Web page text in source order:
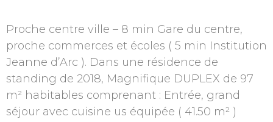
Proche centre ville – 8 min Gare du centre,
proche commerces et écoles ( 5 min Institution
Jeanne d’Arc ). Dans une résidence de
standing de 2018, Magnifique DUPLEX de 97
m² habitables comprenant : Entrée, grand
séjour avec cuisine us équipée ( 41.50 m² )